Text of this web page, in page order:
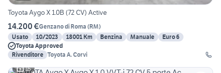
Toyota Aygo X 1.0B (72 CV) Active
14.200 €Genzano di Roma (RM)
Usato
10/2023 18001 Km Benzina Manuale
Euro 6
Toyota Approved
Rivenditore Toyota A. Corvi
15